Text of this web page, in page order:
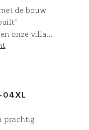
de bouw
onze villa
gaan
04XL
prachtig